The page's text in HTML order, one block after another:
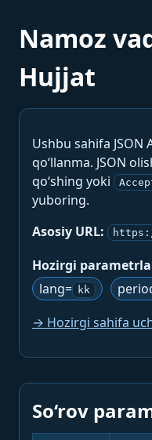
Namoz
Hujjat
Ushbu sahifa
qo‘llanma. JSON
qo‘shing yoki
yuboring.
Asosiy URL:
Hozirgi
lang= kk
→ Hozirgi sahifa
So‘rov